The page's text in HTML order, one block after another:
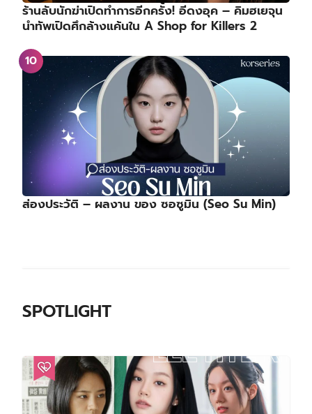
ร้านลับนักฆ่าเปิดทำการอีกครั้ง! อีดงอุค – คิมฮเยจุน
นำทัพเปิดศึกล้างแค้นใน A Shop for Killers 2
ส่องประวัติ – ผลงาน ของ ซอซูมิน (Seo Su Min)
SPOTLIGHT